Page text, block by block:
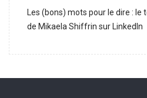
Les (bons) mots pour le dire :
de Mikaela Shiffrin sur LinkedIn